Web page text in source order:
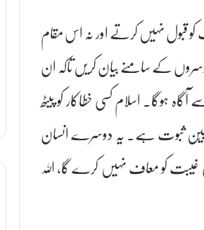
قبول نہیں کرتے اور نہ اس مقام
کے سامنے بیان کریں تاکہ ان
ہوگا۔ اسلام کسی خطاکار کو پیٹھ
کا بیّن ثبوت ہے۔ یہ دوسرے انسان
کو معاف نہیں کرے گا، اللہ